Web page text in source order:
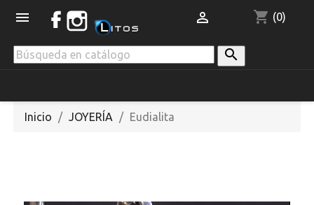
 shopping_cart (0)


Inicio JOYERÍA Eudialita